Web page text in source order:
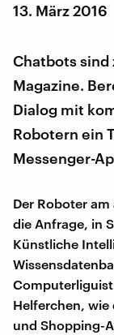
13. März 2016
Chatbots sind
Magazine.
Dialog mit
Robotern ein
Messenger-
Der Roboter
die Anfrage, in
Künstliche
Helferchen,
und Shopping-